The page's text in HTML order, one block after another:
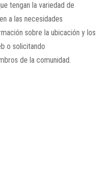
tengan la variedad de
a las necesidades
sobre la ubicación y los
o solicitando
de la comunidad.